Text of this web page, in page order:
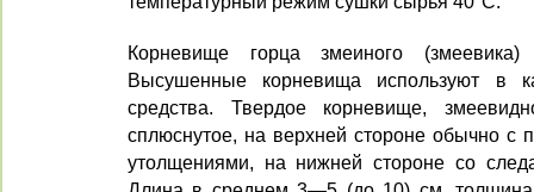
Корневище горца змеиного
Высушенные корневища используют в
средства. Твер­дое корневище,
сплюснутое, на верхней сто­роне обычно с
утолщениями, на нижней стороне со